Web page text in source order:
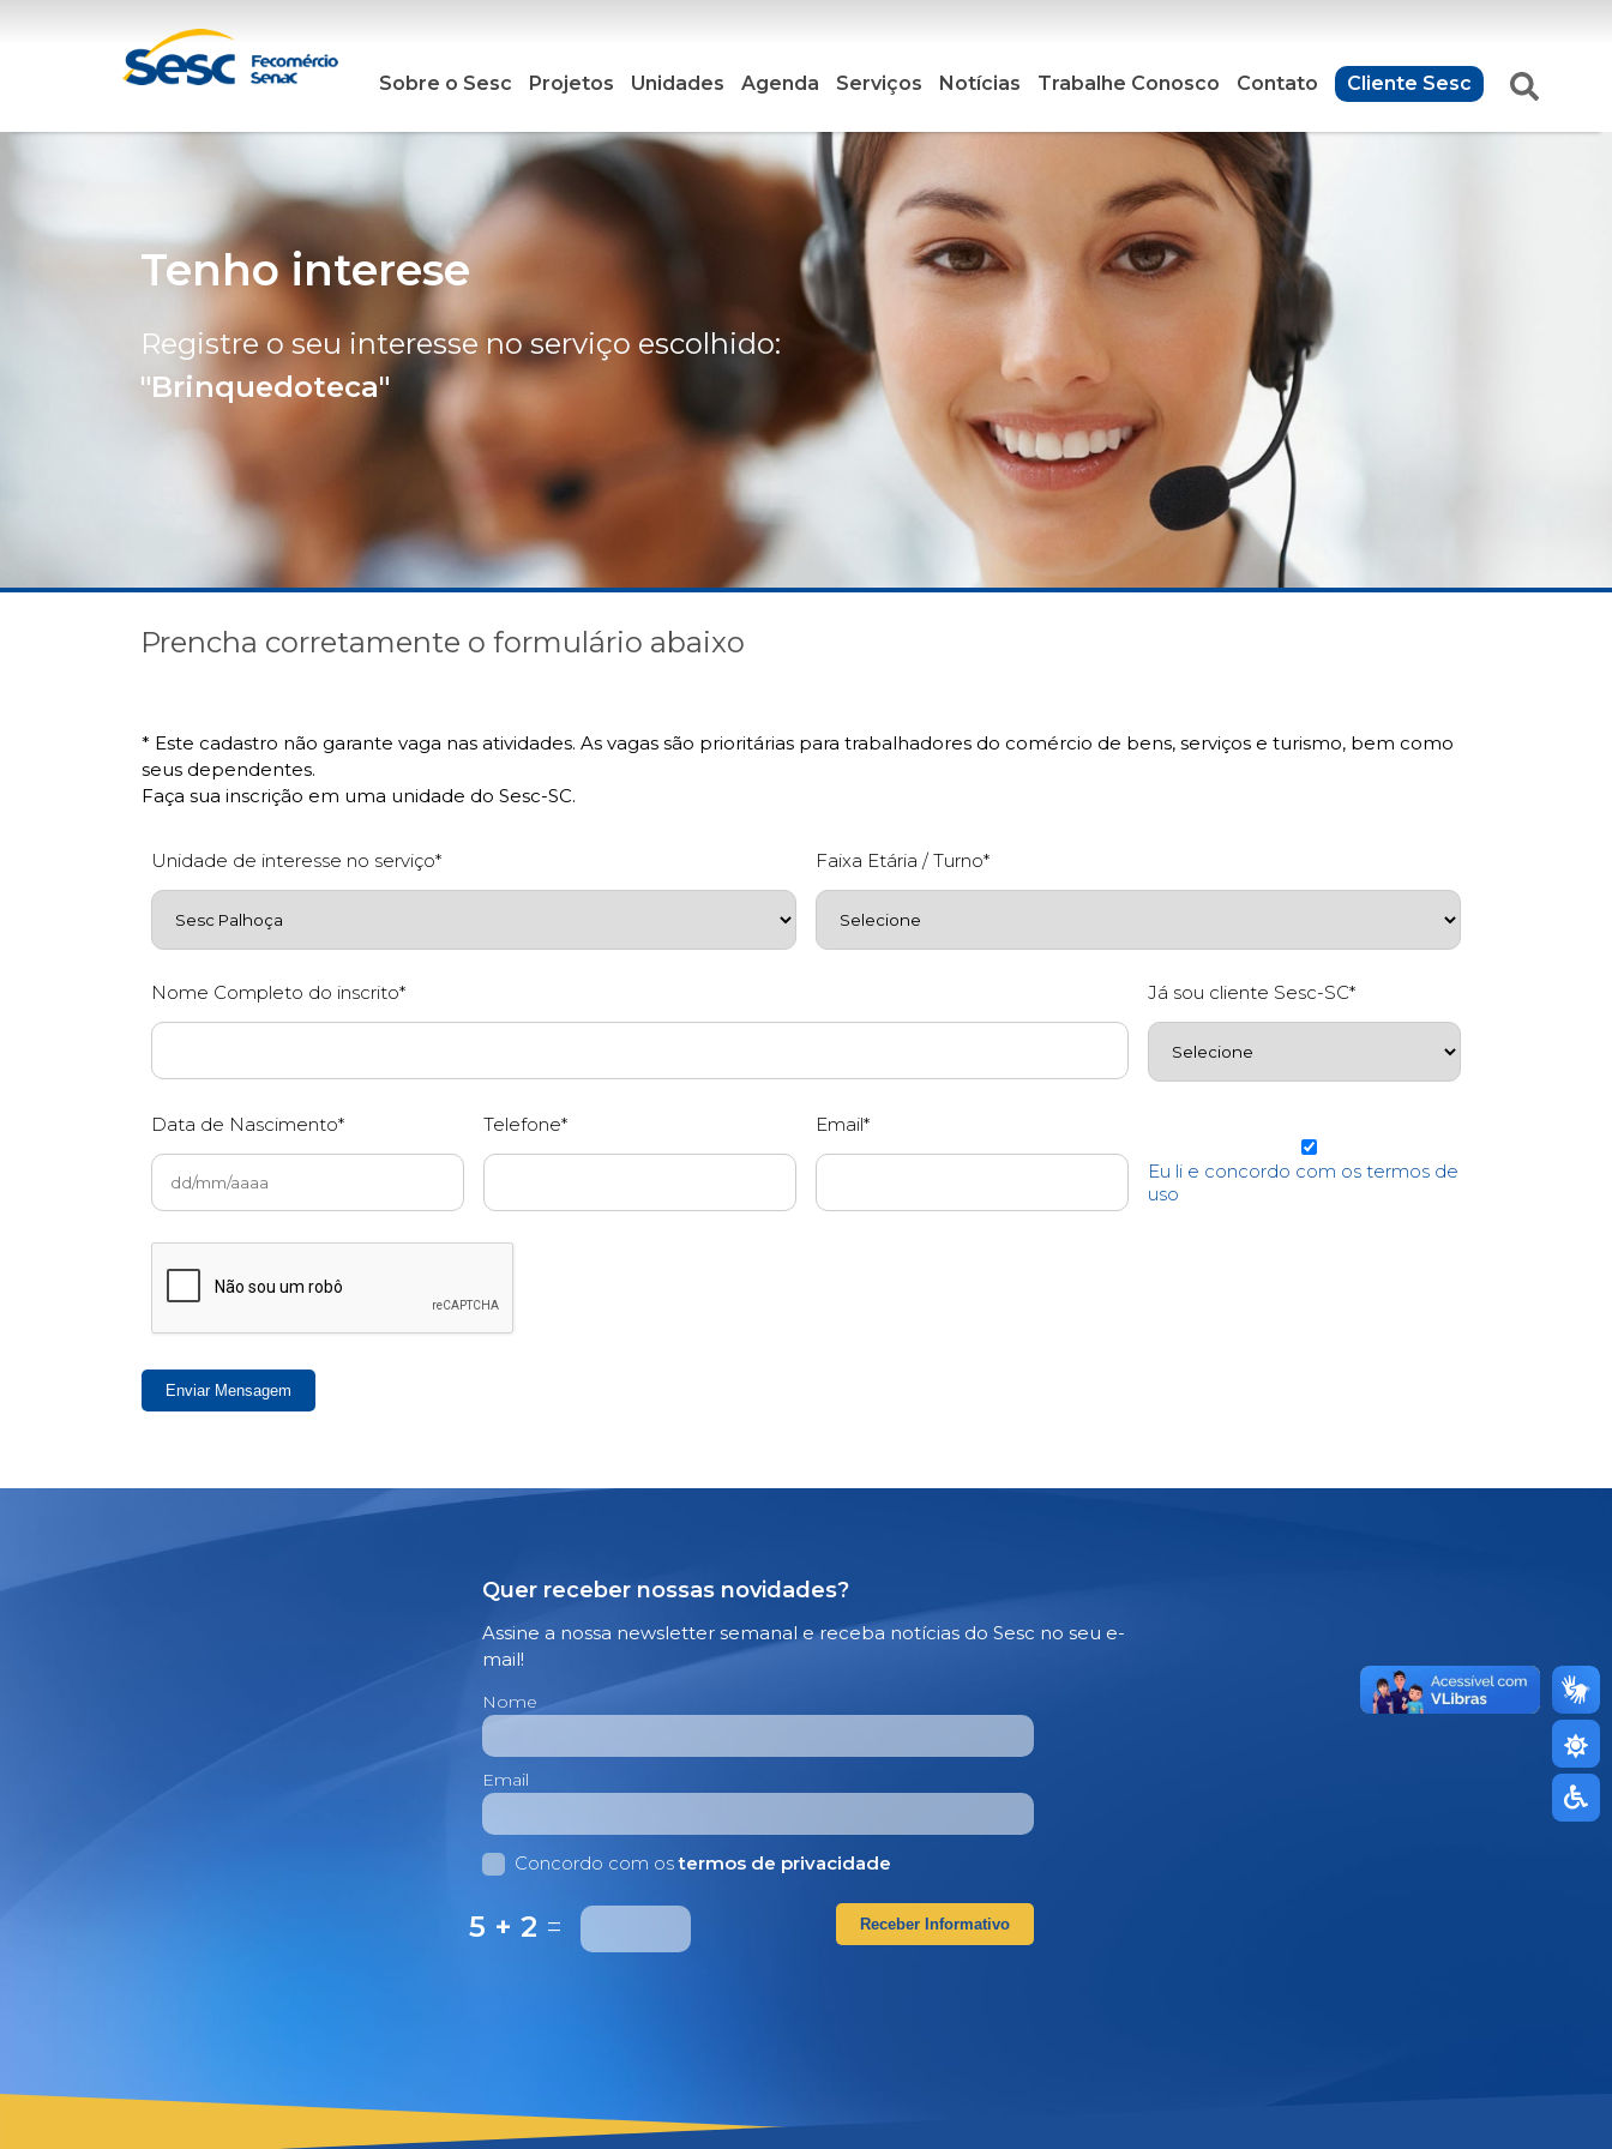
Sobre o Sesc Projetos Unidades Agenda Serviços Notícias Trabalhe Conosco Contato Cliente Sesc
Tenho interese
Registre o seu interesse no serviço escolhido:
"Brinquedoteca"
Prencha corretamente o formulário abaixo
* Este cadastro não garante vaga nas atividades. As vagas são prioritárias para trabalhadores do comércio de bens, serviços e turismo, bem como
seus dependentes.
Faça sua inscrição em uma unidade do Sesc-SC.
Unidade de interesse no serviço* Faixa Etária / Turno*
Nome Completo do inscrito* Já sou cliente Sesc-SC*
Data de Nascimento* Telefone* Email*
Eu li e concordo com os termos de
uso
Enviar Mensagem
Quer receber nossas novidades?
Assine a nossa newsletter semanal e receba notícias do Sesc no seu e-
mail!
Nome
Email
Concordo com ostermos de privacidade
5 + 2 = Receber Informativo